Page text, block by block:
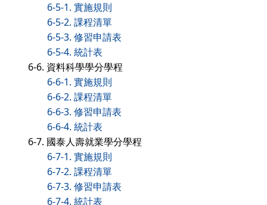
6-5-1. 實施規則
6-5-2. 課程清單
6-5-3. 修習申請表
6-5-4. 統計表
6-6. 資料科學學分學程
6-6-1. 實施規則
6-6-2. 課程清單
6-6-3. 修習申請表
6-6-4. 統計表
6-7. 國泰人壽就業學分學程
6-7-1. 實施規則
6-7-2. 課程清單
6-7-3. 修習申請表
6-7-4. 統計表